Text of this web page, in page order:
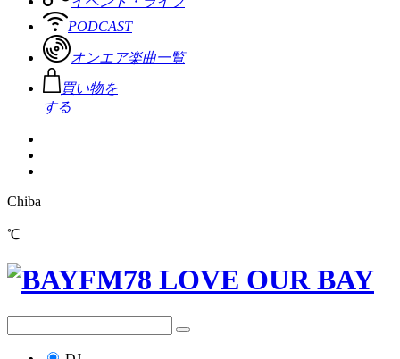
PODCAST
オンエア楽曲一覧
買い物を
する
Chiba
℃